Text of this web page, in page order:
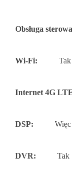
Obsługa
Wi-Fi: Tak
Internet 4G
DSP: Więc
DVR: Tak